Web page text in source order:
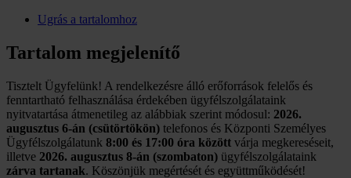
Ugrás a tartalomhoz
Tartalom megjelenítő
Tisztelt Ügyfelünk! A rendelkezésre álló erőforrások felelős és
fenntartható felhasználása érdekében ügyfélszolgálataink
nyitvatartása átmenetileg az alábbiak szerint módosul: 2026.
augusztus 6-án (csütörtökön) telefonos és Központi Személyes
Ügyfélszolgálatunk 8:00 és 17:00 óra között várja megkereséseit,
illetve 2026. augusztus 8-án (szombaton) ügyfélszolgálataink
zárva tartanak. Köszönjük megértését és együttműködését!